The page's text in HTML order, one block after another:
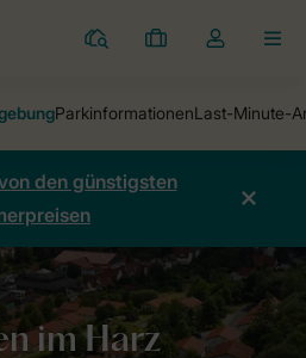
Ferienparks
Meine
Dropdown-
öffnen
den günstigsten
Paradies Umgebung